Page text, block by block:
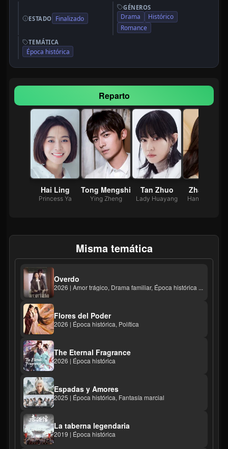
ESTADO Finalizado
GÉNEROS
Drama
Histórico
Romance
TEMÁTICA
Época histórica
Reparto
Hai Ling
Princess Ya
Tong Mengshi
Ying Zheng
Tan Zhuo
Lady Huayang
Zhang Nan
Han Qionghua
Misma temática
Overdo
2026 | Amor trágico, Drama familiar, Época histórica ...
Flores del Poder
2026 | Época histórica, Política
The Eternal Fragrance
2026 | Época histórica
Espadas y Amores
2025 | Época histórica, Fantasía marcial
La taberna legendaria
2019 | Época histórica